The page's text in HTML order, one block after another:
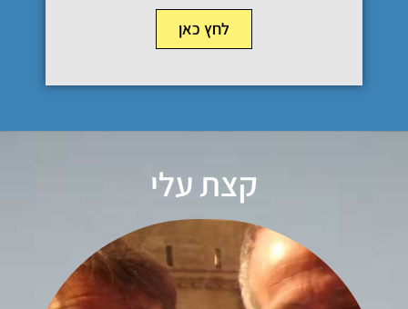
לחץ כאן
קצת עלי